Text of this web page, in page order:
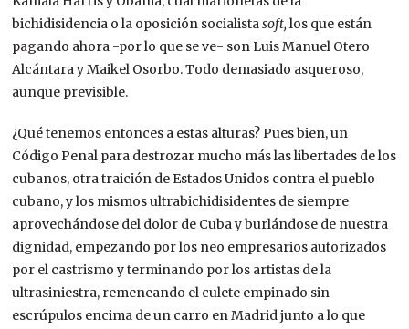
bichidisidencia o la oposición socialistasoft,los que están
pagando ahora -por lo que se ve- son Luis Manuel Otero
Alcántara y Maikel Osorbo. Todo demasiado asqueroso,
aunque previsible.
¿Qué tenemos entonces a estas alturas? Pues bien, un
Código Penal para destrozar mucho más las libertades de los
cubanos, otra traición de Estados Unidos contra el pueblo
cubano, y los mismos ultrabichidisidentes de siempre
aprovechándose del dolor de Cuba y burlándose de nuestra
dignidad, empezando por los neo empresarios autorizados
por el castrismo y terminando por los artistas de la
ultrasiniestra, remeneando el culete empinado sin
escrúpulos encima de un carro en Madrid junto a lo que